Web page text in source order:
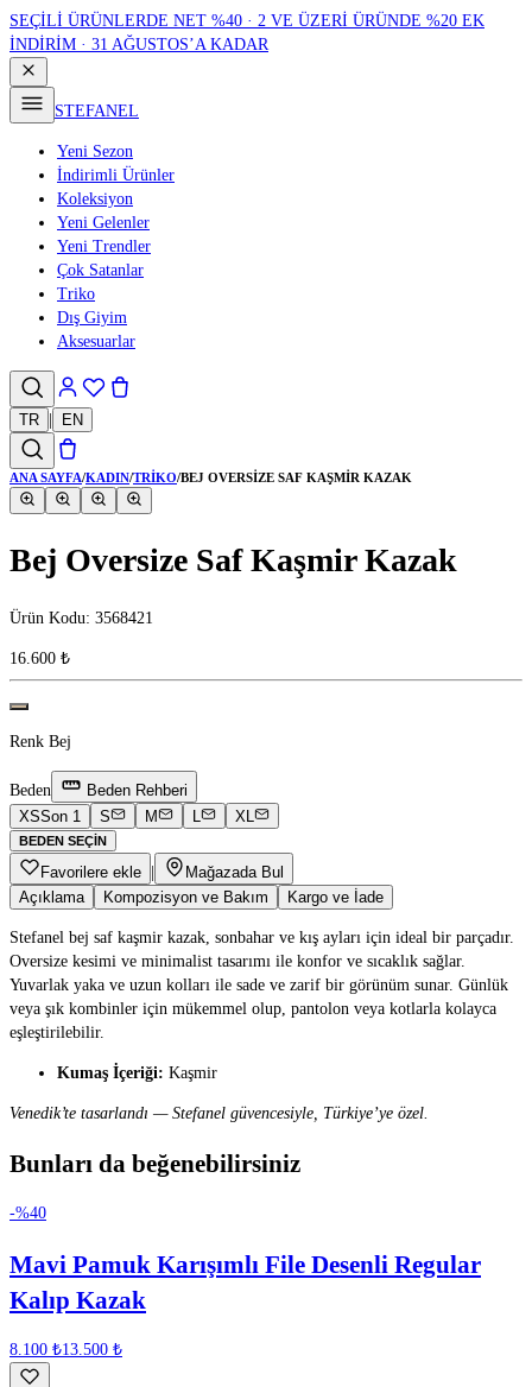
SEÇİLİ ÜRÜNLERDE NET %40 · 2 VE ÜZERİ ÜRÜNDE %20 EK
İNDİRİM · 31 AĞUSTOS’A KADAR
STEFANEL
Yeni Sezon
İndirimli Ürünler
Koleksiyon
Yeni Gelenler
Yeni Trendler
Çok Satanlar
Triko
Dış Giyim
Aksesuarlar
TR EN
ANA SAYFA/KADIN/TRIKO/BEJ OVERSIZE SAF KAŞMIR KAZAK
Bej Oversize Saf Kaşmir Kazak
Ürün Kodu: 3568421
16.600 ₺
Renk Bej
Beden
Beden Rehberi
XSSon 1 S M L XL
BEDEN SEÇIN
Favorilere ekle |
Mağazada Bul
Açıklama
Kompozisyon ve Bakım Kargo ve İade
Stefanel bej saf kaşmir kazak, sonbahar ve kış ayları için ideal bir parçadır.
Oversize kesimi ve minimalist tasarımı ile konfor ve sıcaklık sağlar.
Yuvarlak yaka ve uzun kolları ile sade ve zarif bir görünüm sunar. Günlük
veya şık kombinler için mükemmel olup, pantolon veya kotlarla kolayca
eşleştirilebilir.
Kumaş İçeriği: Kaşmir
Venedik’te tasarlandı — Stefanel güvencesiyle, Türkiye’ye özel.
Bunları da beğenebilirsiniz
-%40
Mavi Pamuk Karışımlı File Desenli Regular
Kalıp Kazak
8.100 ₺13.500 ₺